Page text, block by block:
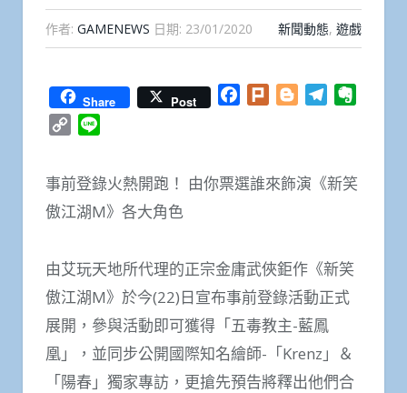
作者: GAMENEWS 日期: 23/01/2020 新聞動態, 遊戲
Share Post Facebook
Plurk BloggerTelegram
Copy
事前登錄火熱開跑！ 由你票選誰來飾演《新笑
傲江湖M》各大角色
由艾玩天地所代理的正宗金庸武俠鉅作《新笑
傲江湖M》於今(22)日宣布事前登錄活動正式
展開，參與活動即可獲得「五毒教主-藍鳳
凰」，並同步公開國際知名繪師-「Krenz」＆
「陽春」獨家專訪，更搶先預告將釋出他們合